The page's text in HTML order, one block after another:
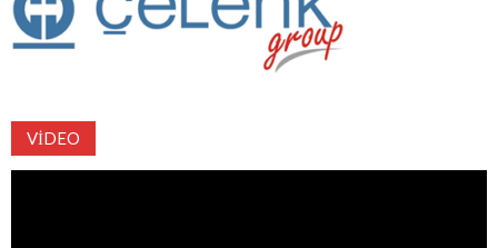
VIDEO